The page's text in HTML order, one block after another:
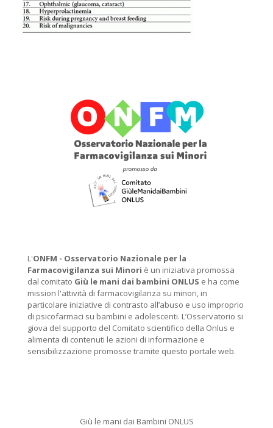
L'ONFM - Osservatorio Nazionale per la
Farmacovigilanza sui Minori è un iniziativa promossa
dal comitato Giù le mani dai bambini ONLUS e ha come
mission l'attività di farmacovigilanza su minori, in
particolare iniziative di contrasto all’abuso e uso improprio
di psicofarmaci su bambini e adolescenti. L’Osservatorio si
giova del supporto del Comitato scientifico della Onlus e
alimenta di contenuti le azioni di informazione e
sensibilizzazione promosse tramite questo portale web.
Giù le mani dai Bambini ONLUS